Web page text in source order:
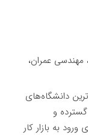
مهندسی عمران،
دانشگاه‌های
و
به بازار کار